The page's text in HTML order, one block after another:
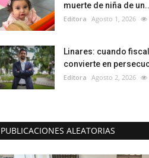
muerte de niña de
Editora Agosto 1, 2026
Linares: cuando
convierte en
Editora Agosto 2, 2026
PUBLICACIONES ALEATORIAS